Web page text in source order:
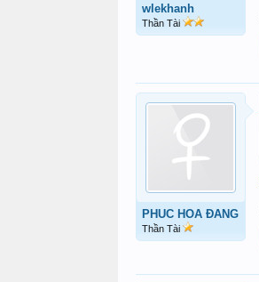
wlekhanh
Thần Tài
PHUC HOA ĐANG
Thần Tài